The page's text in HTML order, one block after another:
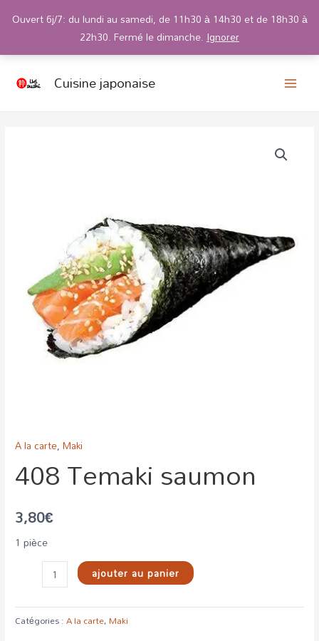
Cuisine japonaise
A la carte,Maki
408 Temaki saumon
3,80€
1 pièce
ajouter au panier
Catégories :A la carte,Maki
Ouvert 6j/7: du lundi au samedi, de 11h30 à 14h30 et de 18h30 à
22h30. Fermé le dimanche.Ignorer